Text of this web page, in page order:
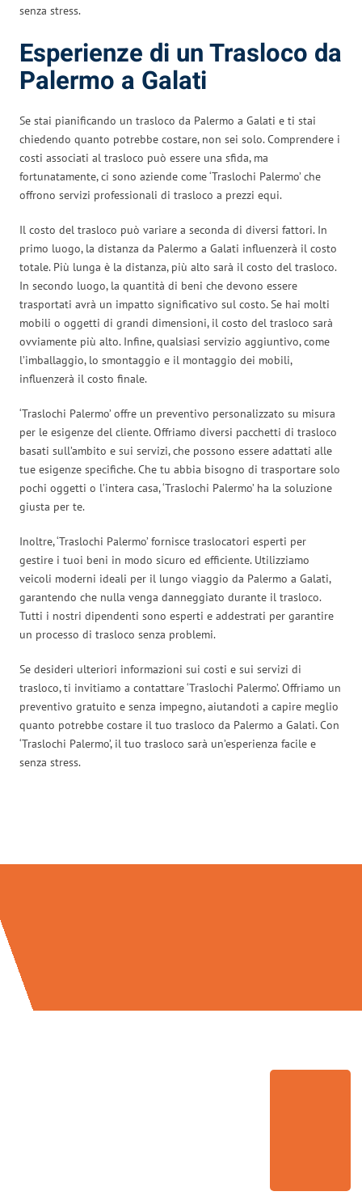
senza stress.
Esperienze di un Trasloco da
Palermo a Galati
Se stai pianificando un trasloco da Palermo a Galati e ti stai
chiedendo quanto potrebbe costare, non sei solo. Comprendere i
costi associati al trasloco può essere una sfida, ma
fortunatamente, ci sono aziende come ‘Traslochi Palermo’ che
offrono servizi professionali di trasloco a prezzi equi.
Il costo del trasloco può variare a seconda di diversi fattori. In
primo luogo, la distanza da Palermo a Galati influenzerà il costo
totale. Più lunga è la distanza, più alto sarà il costo del trasloco.
In secondo luogo, la quantità di beni che devono essere
trasportati avrà un impatto significativo sul costo. Se hai molti
mobili o oggetti di grandi dimensioni, il costo del trasloco sarà
ovviamente più alto. Infine, qualsiasi servizio aggiuntivo, come
l’imballaggio, lo smontaggio e il montaggio dei mobili,
influenzerà il costo finale.
‘Traslochi Palermo’ offre un preventivo personalizzato su misura
per le esigenze del cliente. Offriamo diversi pacchetti di trasloco
basati sull’ambito e sui servizi, che possono essere adattati alle
tue esigenze specifiche. Che tu abbia bisogno di trasportare solo
pochi oggetti o l’intera casa, ‘Traslochi Palermo’ ha la soluzione
giusta per te.
Inoltre, ‘Traslochi Palermo’ fornisce traslocatori esperti per
gestire i tuoi beni in modo sicuro ed efficiente. Utilizziamo
veicoli moderni ideali per il lungo viaggio da Palermo a Galati,
garantendo che nulla venga danneggiato durante il trasloco.
Tutti i nostri dipendenti sono esperti e addestrati per garantire
un processo di trasloco senza problemi.
Se desideri ulteriori informazioni sui costi e sui servizi di
trasloco, ti invitiamo a contattare ‘Traslochi Palermo’. Offriamo un
preventivo gratuito e senza impegno, aiutandoti a capire meglio
quanto potrebbe costare il tuo trasloco da Palermo a Galati. Con
‘Traslochi Palermo’, il tuo trasloco sarà un’esperienza facile e
senza stress.